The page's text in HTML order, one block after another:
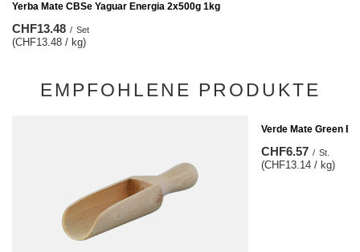
Yerba Mate CBSe Yaguar Energia 2x500g 1kg
CHF13.48 / Set
(CHF13.48 / kg)
EMPFOHLENE PRODUKTE
Verde Mate Green
CHF6.57 / St.
(CHF13.14 / kg)